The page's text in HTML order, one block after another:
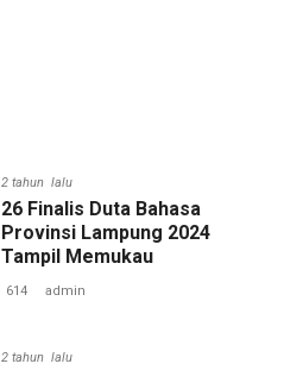
2 tahun lalu
26 Finalis Duta Bahasa
Provinsi Lampung 2024
Tampil Memukau
614 admin
2 tahun lalu